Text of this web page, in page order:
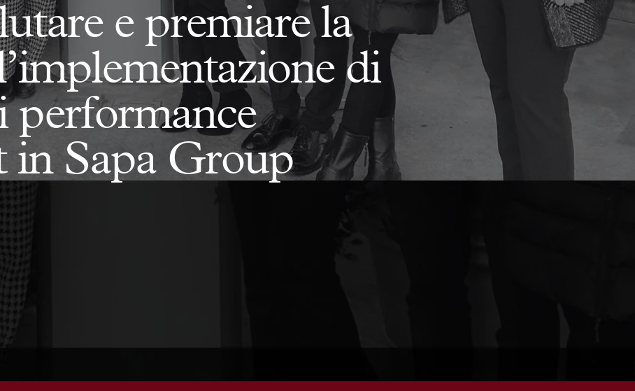
e premiare la
di
performance
in Sapa Group